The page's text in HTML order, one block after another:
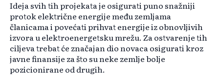
Ideja svih tih projekata je osigurati puno snažniji
protok električne energije među zemljama
članicama i povećati prihvat energije iz obnovljivih
izvora u elektroenergetsku mrežu. Za ostvarenje tih
ciljeva trebat će značajan dio novaca osigurati kroz
javne finansije za što su neke zemlje bolje
pozicionirane od drugih.